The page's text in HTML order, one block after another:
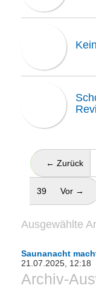
← Zurück
39 Vor →
Ausgewählte
Saunanacht
21.07.2025, 12:18
Archiv-